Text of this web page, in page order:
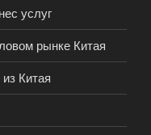
услуг
рынке Китая
Китая